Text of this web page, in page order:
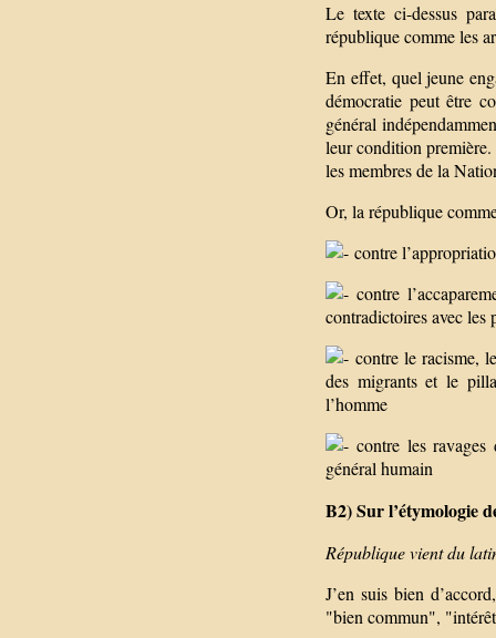
Le texte ci-dessus
république comme les
En effet, quel jeune
démocratie peut être
général
leur condition
les membres de la
Or, la république
contre
contre
contradictoires avec les
contre le racisme,
des migrants et le
l’homme
contre les
général humain
B2) Sur l’étymologie
République vient du
J’en suis bien
"bien commun",